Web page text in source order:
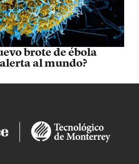
brote de ébola
al mundo?